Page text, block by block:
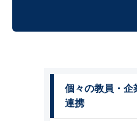
個々の教員・企
連携